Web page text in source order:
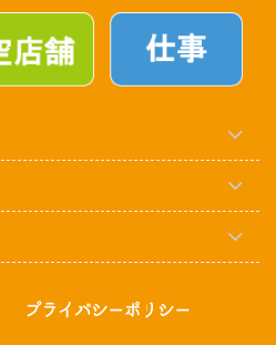
プライバシーポリシー